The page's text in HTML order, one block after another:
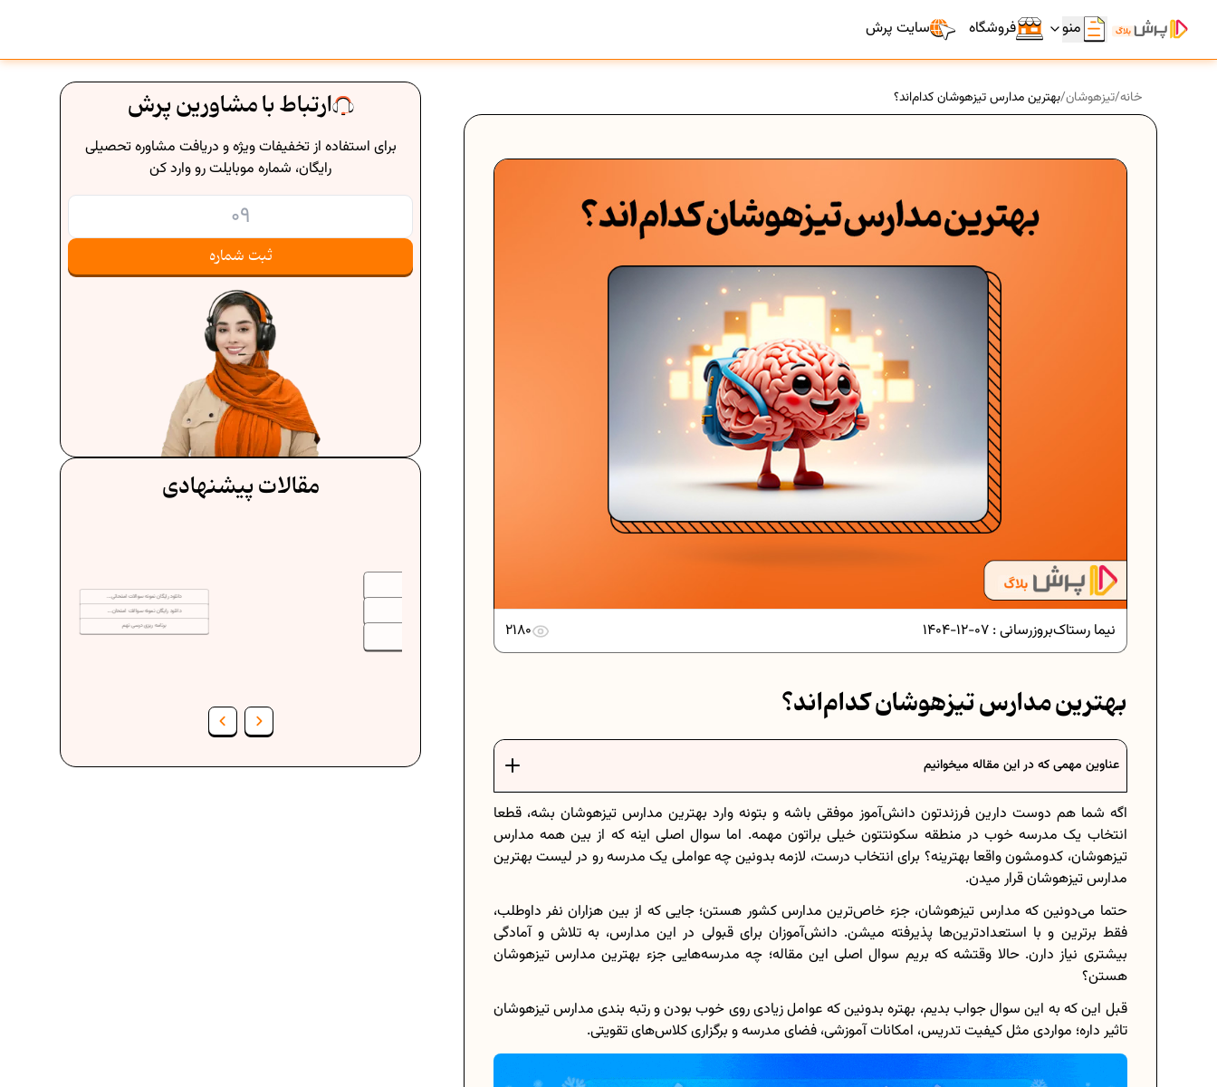
سایت پرش فروشگاه منو
ارتباط با مشاورین پرش
برای استفاده از تخفیفات ویژه و دریافت مشاوره تحصیلی
رایگان، شماره موبایلت رو وارد کن
ثبت شماره
مقالات پیشنهادی
دانلود رایگان نمونه سوالات امتحانی...
دانلود رایگان نمونه سوالات امتحان...
فرمول حجم اشکال هندسی در ریاضیات
برنامه‌ ریزی درسی هفتم
عادات افراد موفق
برنامه‌ ریزی درسی هشتم
چگونه برنامه‌ ریزی درسی کنیم؟
دانلود رایگان کتاب‌های دوازدهم...
دانلود رایگان نمونه سوالات امتحان...
برنامه‌ ریزی درسی نهم
فرمول حجم اشکال هندسی در ریاضیات
برنامه‌ ریزی درسی هفتم
عادات افراد موفق
برنامه‌ ریزی درسی هشتم
چگونه برنامه‌ ریزی درسی کنیم؟
دانلود رایگان کتاب‌های دوازدهم...
فرمول حجم اشکال هندسی در ریاضیات
برنامه‌ ریزی درسی هفتم
خانه/تیزهوشان/بهترین مدارس تیزهوشان کدام‌اند؟
بروزرسانی : 07-12-1404 نیما رستاک 2180
بهترین مدارس تیزهوشان کدام‌اند؟
عناوین مهمی که در این مقاله میخوانیم
اگه شما هم دوست دارین فرزندتون دانش‌آموز موفقی باشه و بتونه وارد بهترین مدارس تیزهوشان بشه، قطعا
انتخاب یک مدرسه خوب در منطقه سکونتتون خیلی براتون مهمه. اما سوال اصلی اینه که از بین همه مدارس
تیزهوشان، کدومشون واقعا بهترینه؟ برای انتخاب درست، لازمه بدونین چه عواملی یک مدرسه رو در لیست بهترین
مدارس تیزهوشان قرار میدن.
حتما می‌دونین که مدارس تیزهوشان، جزء خاص‌ترین مدارس کشور هستن؛ جایی که از بین هزاران نفر داوطلب،
فقط برترین و با استعدادترین‌ها پذیرفته میشن. دانش‌آموزان برای قبولی در این مدارس، به تلاش و آمادگی
بیشتری نیاز دارن. حالا وقتشه که بریم سوال اصلی این مقاله؛ چه مدرسه‌هایی جزء بهترین مدارس تیزهوشان
هستن؟
قبل این که به این سوال جواب بدیم، بهتره بدونین که عوامل زیادی روی خوب بودن و رتبه بندی مدارس تیزهوشان
تاثیر داره؛ مواردی مثل کیفیت تدریس، امکانات آموزشی، فضای مدرسه و برگزاری کلاس‌های تقویتی.